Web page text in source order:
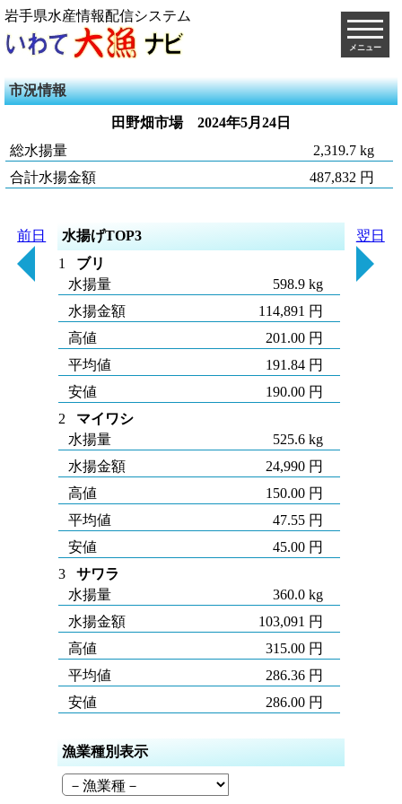
岩手県水産情報配信システム
メニュー
市況情報
田野畑市場
2024年5月24日
総水揚量
2,319.7 kg
合計水揚金額
487,832 円
前日
水揚げTOP3
1
ブリ
水揚量
598.9 kg
水揚金額
114,891 円
高値
201.00 円
平均値
191.84 円
安値
190.00 円
2
マイワシ
水揚量
525.6 kg
水揚金額
24,990 円
高値
150.00 円
平均値
47.55 円
安値
45.00 円
3
サワラ
水揚量
360.0 kg
水揚金額
103,091 円
高値
315.00 円
平均値
286.36 円
安値
286.00 円
漁業種別表示
翌日